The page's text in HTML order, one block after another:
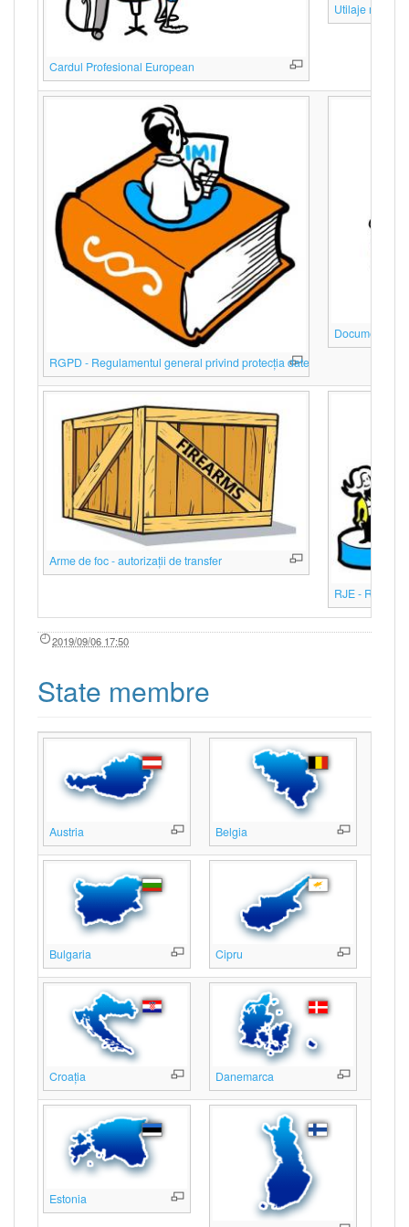
Cardul Profesional European
Utilaje mobile
RGPD - Regulamentul general privind protecția datelor
Documente
Arme de foc - autorizații de transfer
RJE -
2019/09/06 17:50
State membre
Austria Belgia
Bulgaria Cipru
Croația Danemarca
Estonia